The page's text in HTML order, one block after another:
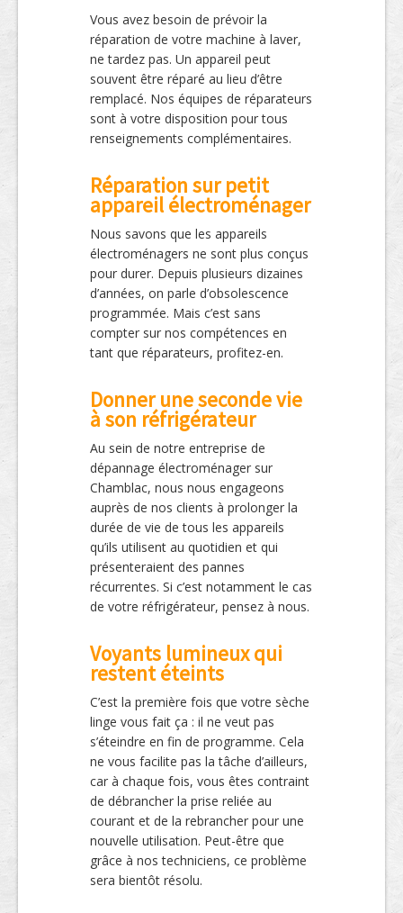
Vous avez besoin de prévoir la
réparation de votre machine à laver,
ne tardez pas. Un appareil peut
souvent être réparé au lieu d’être
remplacé. Nos équipes de réparateurs
sont à votre disposition pour tous
renseignements complémentaires.
Réparation sur petit
appareil électroménager
Nous savons que les appareils
électroménagers ne sont plus conçus
pour durer. Depuis plusieurs dizaines
d’années, on parle d’obsolescence
programmée. Mais c’est sans
compter sur nos compétences en
tant que réparateurs, profitez-en.
Donner une seconde vie
à son réfrigérateur
Au sein de notre entreprise de
dépannage électroménager sur
Chamblac, nous nous engageons
auprès de nos clients à prolonger la
durée de vie de tous les appareils
qu’ils utilisent au quotidien et qui
présenteraient des pannes
récurrentes. Si c’est notamment le cas
de votre réfrigérateur, pensez à nous.
Voyants lumineux qui
restent éteints
C’est la première fois que votre sèche
linge vous fait ça : il ne veut pas
s’éteindre en fin de programme. Cela
ne vous facilite pas la tâche d’ailleurs,
car à chaque fois, vous êtes contraint
de débrancher la prise reliée au
courant et de la rebrancher pour une
nouvelle utilisation. Peut-être que
grâce à nos techniciens, ce problème
sera bientôt résolu.